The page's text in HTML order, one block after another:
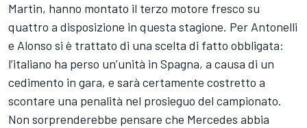
Martin, hanno montato il terzo motore fresco su
quattro a disposizione in questa stagione. Per Antonelli
e Alonso si è trattato di una scelta di fatto obbligata:
l’italiano ha perso un’unità in Spagna, a causa di un
cedimento in gara, e sarà certamente costretto a
scontare una penalità nel prosieguo del campionato.
Non sorprenderebbe pensare che Mercedes abbia